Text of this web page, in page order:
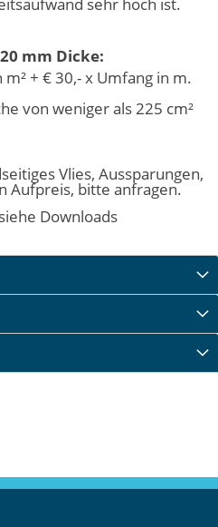
mm Dicke:
m² + € 30,- x Umfang in m.
von weniger als 225 cm²
Vlies, Aussparungen,
Aufpreis, bitte anfragen.
siehe Downloads